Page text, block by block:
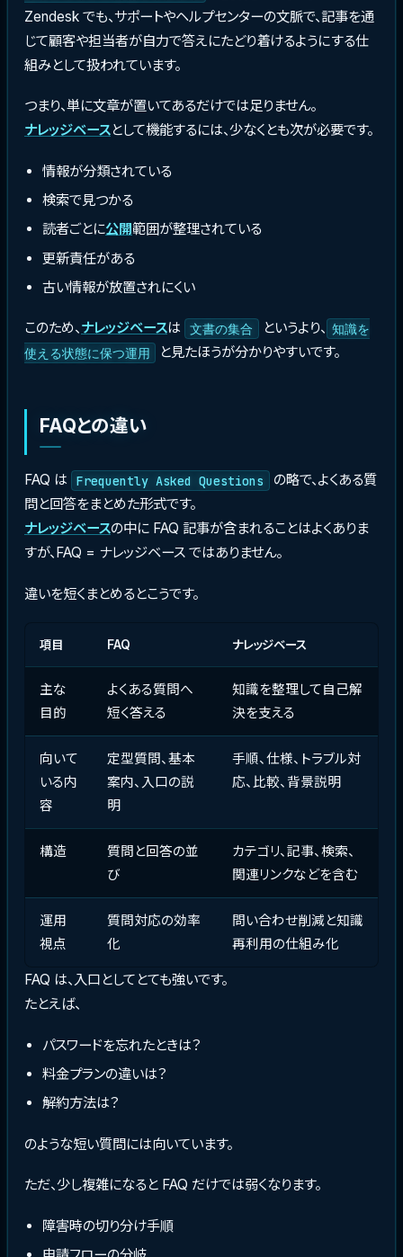
Zendesk でも、サポートやヘルプセンターの文脈で、記事を通
じて顧客や担当者が自力で答えにたどり着けるようにする仕
組みとして扱われています。
つまり、単に文章が置いてあるだけでは足りません。
ナレッジベースとして機能するには、少なくとも次が必要です。
情報が分類されている
検索で見つかる
読者ごとに公開範囲が整理されている
更新責任がある
古い情報が放置されにくい
このため、ナレッジベースは 文書の集合 というより、 知識を
使える状態に保つ運用
と見たほうが分かりやすいです。
FAQとの違い
FAQ は Frequently Asked Questions
の略で、よくある質
問と回答をまとめた形式です。
ナレッジベースの中に FAQ 記事が含まれることはよくありま
すが、FAQ = ナレッジベース ではありません。
違いを短くまとめるとこうです。
項目 FAQ ナレッジベース
主な
目的
よくある質問へ
短く答える
知識を整理して自己解
決を支える
向いて
いる内
容
定型質問、基本
案内、入口の説
明
手順、仕様、トラブル対
応、比較、背景説明
構造
質問と回答の並
び
カテゴリ、記事、検索、
関連リンクなどを含む
運用
視点
質問対応の効率
化
問い合わせ削減と知識
再利用の仕組み化
FAQ は、入口としてとても強いです。
たとえば、
パスワードを忘れたときは？
料金プランの違いは？
解約方法は？
のような短い質問には向いています。
ただ、少し複雑になると FAQ だけでは弱くなります。
障害時の切り分け手順